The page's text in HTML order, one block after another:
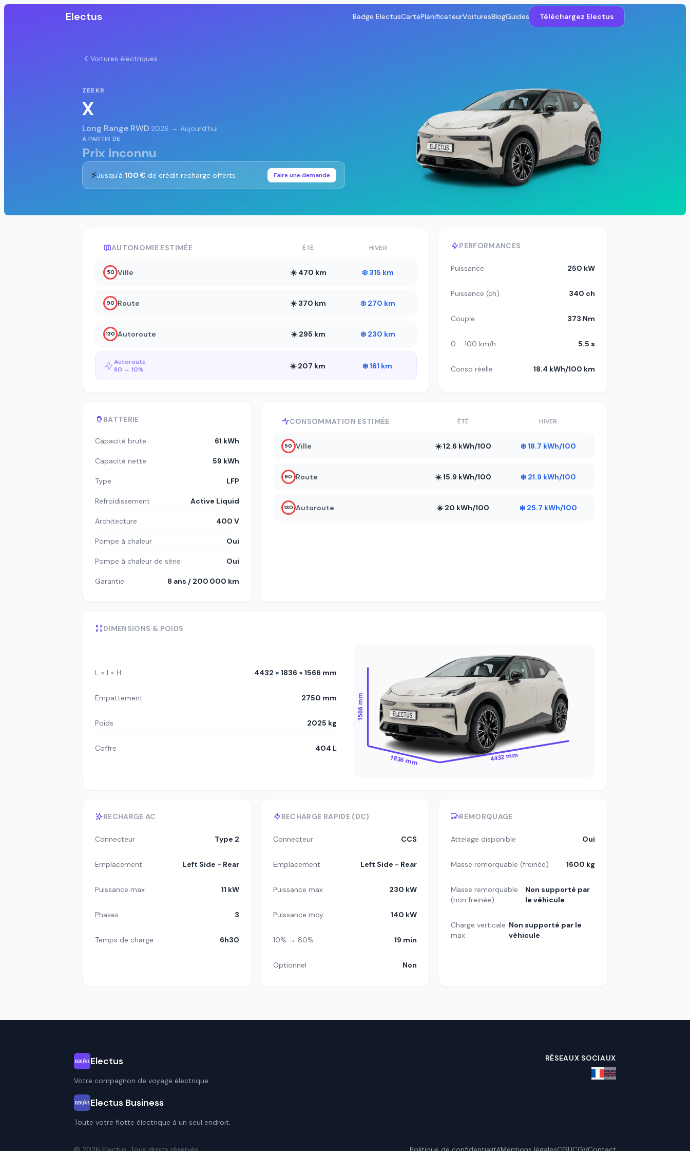
Electus Badge ElectusCartePlanificateurVoituresBlogGuides Téléchargez Electus
Voitures électriques
ZEEKR
X
Long Range RWD·2026 → Aujourd'hui
À PARTIR DE
Prix inconnu
⚡Jusqu'à 100 € de crédit recharge offerts Faire une demande
AUTONOMIE ESTIMÉE ÉTÉ HIVER
50 Ville ☀️ 470 km ❄️ 315 km
90 Route ☀️ 370 km ❄️ 270 km
130 Autoroute ☀️ 295 km ❄️ 230 km
Autoroute
80 → 10%
☀️ 207 km ❄️ 161 km
PERFORMANCES
Puissance 250 kW
Puissance (ch) 340 ch
Couple 373 Nm
0 – 100 km/h 5.5 s
Conso réelle 18.4 kWh/100 km
BATTERIE
Capacité brute 61 kWh
Capacité nette 59 kWh
Type LFP
Refroidissement Active Liquid
Architecture 400 V
Pompe à chaleur Oui
Pompe à chaleur de série Oui
Garantie 8 ans / 200 000 km
CONSOMMATION ESTIMÉE ÉTÉ HIVER
50 Ville ☀️ 12.6 kWh/100 ❄️ 18.7 kWh/100
90 Route ☀️ 15.9 kWh/100 ❄️ 21.9 kWh/100
130 Autoroute ☀️ 20 kWh/100 ❄️ 25.7 kWh/100
DIMENSIONS & POIDS
L × l × H 4432 × 1836 × 1566 mm
Empattement 2750 mm
Poids 2025 kg
Coffre 404 L
1566 mm
1836 mm 4432 mm
RECHARGE AC
Connecteur Type 2
Emplacement Left Side - Rear
Puissance max 11 kW
Phases 3
Temps de charge 6h30
RECHARGE RAPIDE (DC)
Connecteur CCS
Emplacement Left Side - Rear
Puissance max 230 kW
Puissance moy. 140 kW
10% → 80% 19 min
Optionnel Non
REMORQUAGE
Attelage disponible Oui
Masse remorquable (freinée) 1600 kg
Masse remorquable
(non freinée)
Non supporté par
le véhicule
Charge verticale
max
Non supporté par le
véhicule
Electus
Votre compagnon de voyage électrique.
Electus Business
Toute votre flotte électrique à un seul endroit.
RÉSEAUX SOCIAUX